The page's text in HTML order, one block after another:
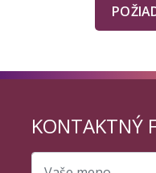
KONTAKTNÝ